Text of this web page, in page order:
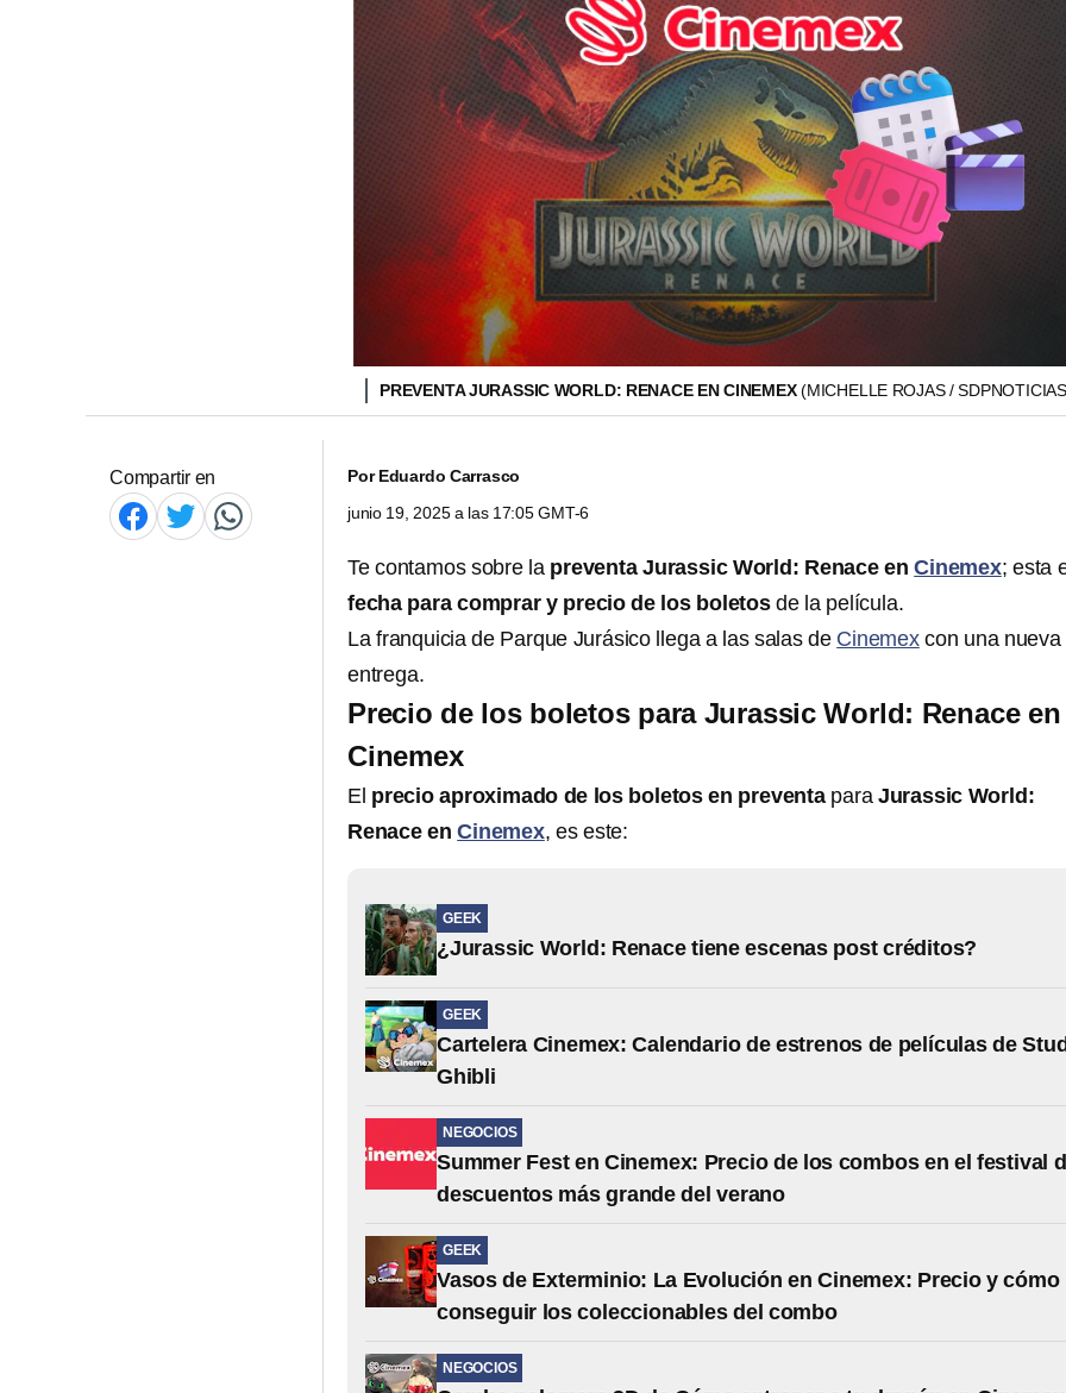
PREVENTA JURASSIC WORLD: RENACE EN CINEMEX(MICHELLE ROJAS /
Compartir en PorEduardo Carrasco
junio 19, 2025 a las 17:05 GMT-6
Te contamos sobre la preventa Jurassic World: Renace enCinemex; esta
fecha para comprar y precio de los boletosde la película.
La franquicia de Parque Jurásico llega a las salas de Cinemexcon una nueva
entrega.
Precio de los boletos para Jurassic World: Renace en
Cinemex
El precio aproximado de los boletos en preventa para Jurassic World:
Renace enCinemex, es este:
GEEK
¿Jurassic World: Renace tiene escenas post créditos?
GEEK
Cartelera Cinemex: Calendario de estrenos de películas de
Ghibli
NEGOCIOS
Summer Fest en Cinemex: Precio de los combos en el festival
descuentos más grande del verano
GEEK
Vasos de Exterminio: La Evolución en Cinemex: Precio y cómo
conseguir los coleccionables del combo
NEGOCIOS